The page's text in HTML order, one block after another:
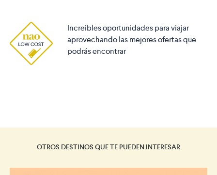
Increibles oportunidades para viajar
aprovechando las mejores ofertas que
podrás encontrar
OTROS DESTINOS QUE TE PUEDEN INTERESAR